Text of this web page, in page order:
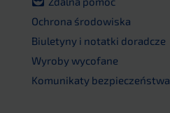
Ochrona środowiska
Biuletyny i notatki doradcze
Wyroby wycofane
Komunikaty bezpieczeństwa